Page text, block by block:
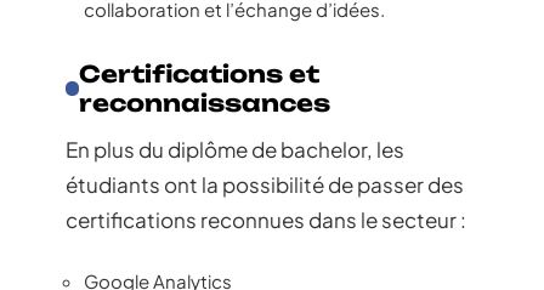
collaboration et l’échange d’idées.
Certifications et
reconnaissances
En plus du diplôme de bachelor, les
étudiants ont la possibilité de passer des
certifications reconnues dans le secteur :
Google Analytics